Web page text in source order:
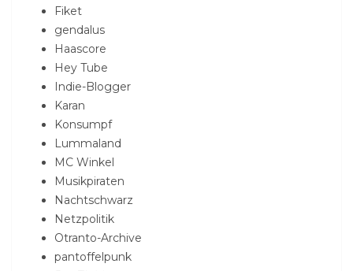
Fiket
gendalus
Haascore
Hey Tube
Indie-Blogger
Karan
Konsumpf
Lummaland
MC Winkel
Musikpiraten
Nachtschwarz
Netzpolitik
Otranto-Archive
pantoffelpunk